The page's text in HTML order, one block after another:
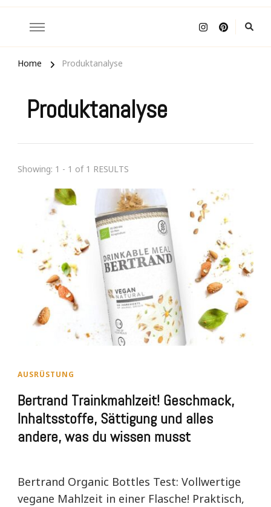
Home Produktanalyse
Produktanalyse
Showing: 1 - 1 of 1 RESULTS
AUSRÜSTUNG
Bertrand Trainkmahlzeit! Geschmack,
Inhaltsstoffe, Sättigung und alles
andere, was du wissen musst
Bertrand Organic Bottles Test: Vollwertige
vegane Mahlzeit in einer Flasche! Praktisch,